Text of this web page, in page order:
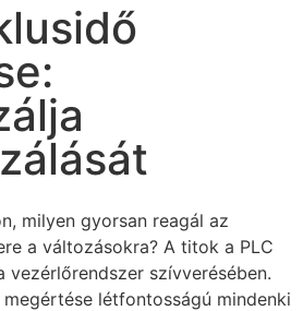
milyen gyorsan reagál az
a változásokra? A titok a PLC
vezérlőrendszer szívverésében.
létfontosságú mindenki